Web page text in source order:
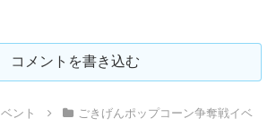
コメントを書き込む
ント ごきげんポップコーン争奪戦イベ